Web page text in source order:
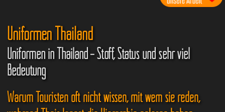
Uniformen Thailand
Uniformen in Thailand – Stoff, Status und sehr viel
Bedeutung
Warum Touristen oft nicht wissen, mit wem sie reden,